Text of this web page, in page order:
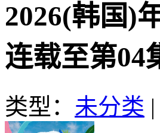
2026(韩国)
连载至第04
类型： 未分类 |